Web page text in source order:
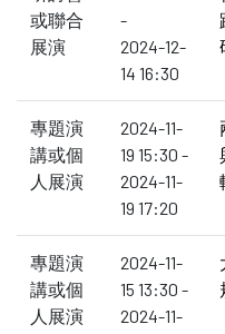
或聯合
展演
-
2024-12-
14 16:30
專題演
講或個
人展演
2024-11-
19 15:30 -
2024-11-
19 17:20
專題演
講或個
人展演
2024-11-
15 13:30 -
2024-11-